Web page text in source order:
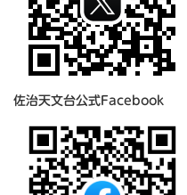
佐治天文台公式Facebook